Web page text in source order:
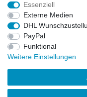
© Copyright 2026 |
Handelsgesellschaft
Alle Markennamen,
Produktbilder und
rechtmäßigen
Preise nur für
Essenziell
Externe Medien
DHL
PayPal
Funktional
Weitere Einstellungen